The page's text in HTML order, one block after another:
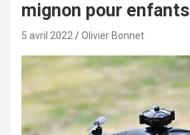
mignon pour enfants
5 avril 2022 Olivier Bonnet